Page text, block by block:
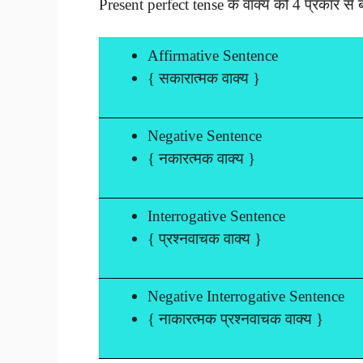
Present perfect tense के वाक्य को 4 प्रकार से
Affirmative Sentence
{ सकारात्मक वाक्य }
Negative Sentence
{ नकारत्मक वाक्य }
Interrogative Sentence
{ प्रश्नवाचक वाक्य }
Negative Interrogative Sentence
{ नाकारत्मक प्रश्नवाचक वाक्य }